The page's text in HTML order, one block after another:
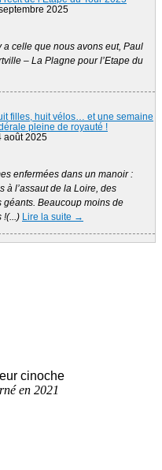
2025
celle que nous avons eut, Paul
– La Plagne pour l’Etape du
filles, huit vélos… et une semaine
pleine de royauté !
août 2025
enfermées dans un manoir :
à l’assaut de la Loire, des
Beaucoup moins de
!(...) Lire la suite →
cinoche
en 2021